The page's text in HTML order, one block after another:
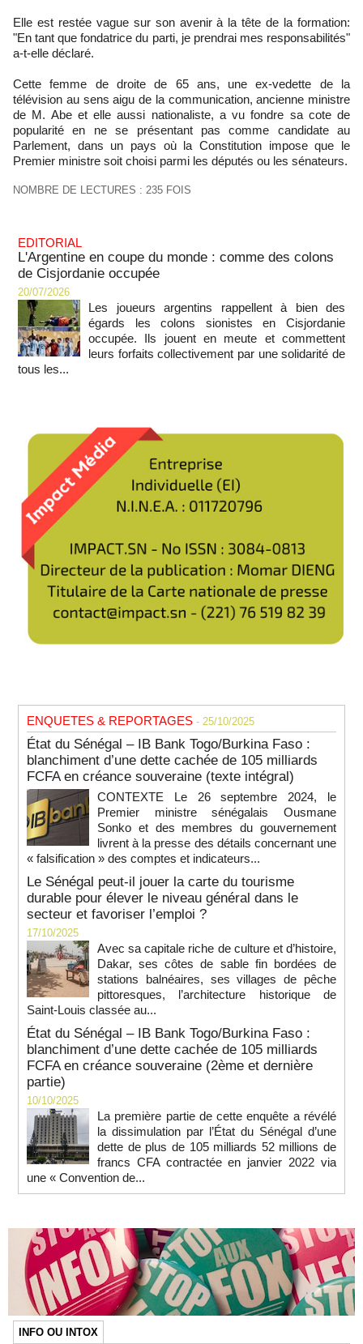
Elle est restée vague sur son avenir à la tête de la formation:
"En tant que fondatrice du parti, je prendrai mes responsabilités"
a-t-elle déclaré.
Cette femme de droite de 65 ans, une ex-vedette de la
télévision au sens aigu de la communication, ancienne ministre
de M. Abe et elle aussi nationaliste, a vu fondre sa cote de
popularité en ne se présentant pas comme candidate au
Parlement, dans un pays où la Constitution impose que le
Premier ministre soit choisi parmi les députés ou les sénateurs.
NOMBRE DE LECTURES : 235 FOIS
EDITORIAL
L'Argentine en coupe du monde : comme des colons
de Cisjordanie occupée
20/07/2026
Les joueurs argentins rappellent à bien des
égards les colons sionistes en Cisjordanie
occupée. Ils jouent en meute et commettent
leurs forfaits collectivement par une solidarité de
tous les...
ENQUETES & REPORTAGES - 25/10/2025
État du Sénégal – IB Bank Togo/Burkina Faso :
blanchiment d’une dette cachée de 105 milliards
FCFA en créance souveraine (texte intégral)
CONTEXTE Le 26 septembre 2024, le
Premier ministre sénégalais Ousmane
Sonko et des membres du gouvernement
livrent à la presse des détails concernant une
« falsification » des comptes et indicateurs...
Le Sénégal peut-il jouer la carte du tourisme
durable pour élever le niveau général dans le
secteur et favoriser l’emploi ?
17/10/2025
Avec sa capitale riche de culture et d’histoire,
Dakar, ses côtes de sable fin bordées de
stations balnéaires, ses villages de pêche
pittoresques, l’architecture historique de
Saint-Louis classée au...
État du Sénégal – IB Bank Togo/Burkina Faso :
blanchiment d’une dette cachée de 105 milliards
FCFA en créance souveraine (2ème et dernière
partie)
10/10/2025
La première partie de cette enquête a révélé
la dissimulation par l’État du Sénégal d’une
dette de plus de 105 milliards 52 millions de
francs CFA contractée en janvier 2022 via
une « Convention de...
INFO OU INTOX